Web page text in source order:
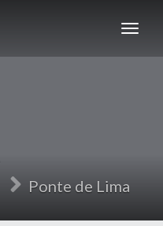
Ponte de Lima